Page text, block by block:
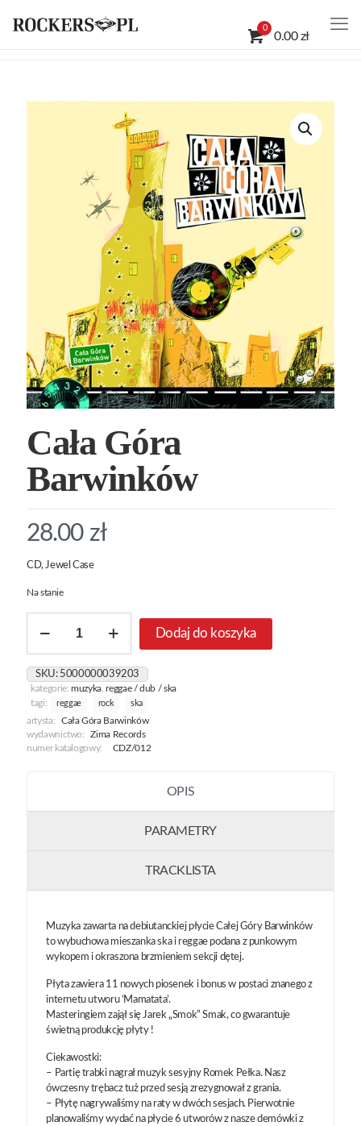
0
0.00 zł
Cała Góra
Barwinków
28.00 zł
CD, Jewel Case
Na stanie
Cała
Barwinków
Dodaj do koszyka
SKU: 5000000039203
kategorie:muzyka,reggae / dub / ska
tagi:
reggae rock ska
artysta:
Cała Góra Barwinków
wydawnictwo:
Zima Records
numer katalogowy:
CDZ/012
OPIS
PARAMETRY
TRACKLISTA
Muzyka zawarta na debiutanckiej płycie Całej Góry Barwinków
to wybuchowa mieszanka ska i reggae podana z punkowym
wykopem i okraszona brzmieniem sekcji dętej.
Płyta zawiera 11 nowych piosenek i bonus w postaci znanego z
internetu utworu ‘Mamatata’.
Masteringiem zajął się Jarek „Smok” Smak, co gwarantuje
świetną produkcję płyty !
Ciekawostki:
– Partię trabki nagrał muzyk sesyjny Romek Pełka. Nasz
ówczesny trębacz tuż przed sesją zrezygnował z grania.
– Płytę nagrywaliśmy na raty w dwóch sesjach. Pierwotnie
planowaliśmy wydać na płycie 6 utworów z nasze demówki z